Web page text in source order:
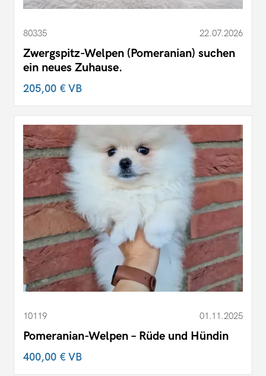
80335 22.07.2026
Zwergspitz-Welpen (Pomeranian) suchen
ein neues Zuhause.
205,00 €VB
10119 01.11.2025
Pomeranian-Welpen – Rüde und Hündin
400,00 €VB